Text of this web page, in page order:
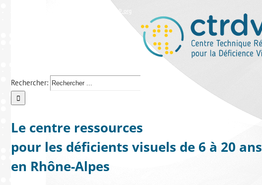
ctrdv@lespep69.org
Rechercher:
Le centre ressources
pour les déficients visuels de 6 à 20 ans
en Rhône-Alpes